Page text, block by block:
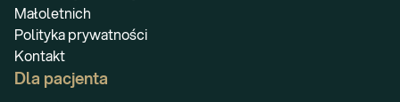
Małoletnich
Polityka prywatności
Kontakt
Dla pacjenta